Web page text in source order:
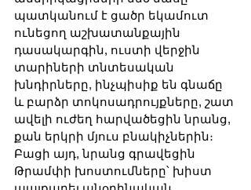
պատկանում է ցածր եկամուտ
ունեցող աշխատանքային
դասակարգին, ուստի վերջին
տարիների տնտեսական
խնդիրները, ինչպիսիք են գնաճը
և բարձր տոկոսադրույքները, շատ
ավելի ուժեղ հարվածեցին նրանց,
քան երկրի մյուս բնակիչներին։
Բացի այդ, նրանց գրավեցին
Թրամփի խոստումները՝ խիստ